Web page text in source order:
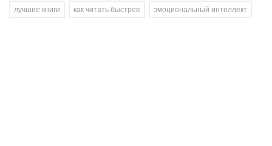
лучшие книги
как читать быстрее эмоциональный интеллект